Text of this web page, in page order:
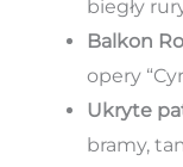
biegły
Balkon
opery
Ukryte
bramy,